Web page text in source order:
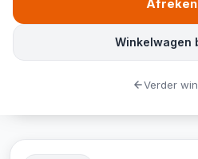
Winkelwagen
Verder